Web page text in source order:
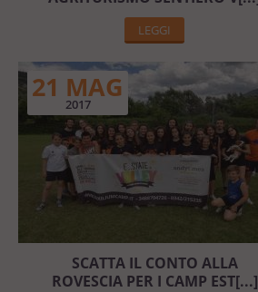
LEGGI
21 MAG
2017
SCATTA IL CONTO ALLA
ROVESCIA PER I CAMP EST[...]